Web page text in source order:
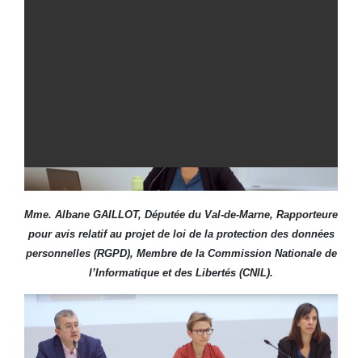
Mme. Albane GAILLOT, Députée du Val-de-Marne, Rapporteure
pour avis relatif au projet de loi de la protection des données
personnelles (RGPD), Membre de la Commission Nationale de
l’Informatique et des Libertés (CNIL).